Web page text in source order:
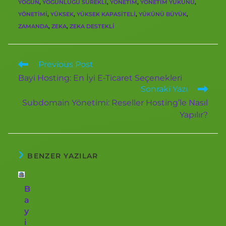
YOĞUN, YOĞUNLUĞU SÜREKLI, YÖNETIM, YÖNETIM YÜKÜNÜ,
YÖNETIMI, YÜKSEK, YÜKSEK KAPASITELI, YÜKÜNÜ BÜYÜK,
ZAMANDA, ZEKA, ZEKA DESTEKLI
Previous Post
Bayi Hosting: En İyi E-Ticaret Seçenekleri
Sonraki Yazı
Subdomain Yönetimi: Reseller Hosting’le Nasıl
Yapılır?
BENZER YAZILAR
B
a
y
i